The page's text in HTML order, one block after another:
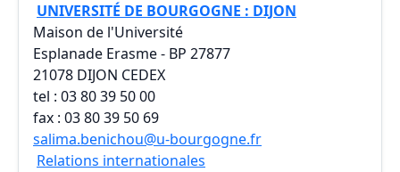
UNIVERSITÉ DE BOURGOGNE : DIJON
Maison de l'Université
Esplanade Erasme - BP 27877
21078 DIJON CEDEX
tel : 03 80 39 50 00
fax : 03 80 39 50 69
salima.benichou@u-bourgogne.fr
Relations internationales